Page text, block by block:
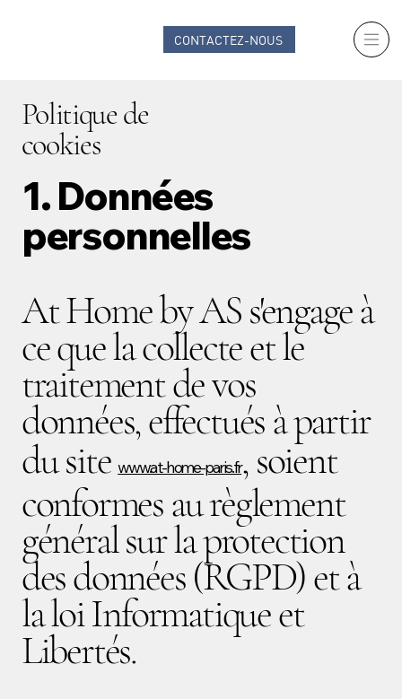
CONTACTEZ-NOUS
Politique de
cookies
1. Données
personnelles
At Home by AS s'engage à
ce que la collecte et le
traitement de vos
données, effectués à partir
du sitewww.at-home-paris.fr, soient
conformes au règlement
général sur la protection
des données (RGPD) et à
la loi Informatique et
Libertés.